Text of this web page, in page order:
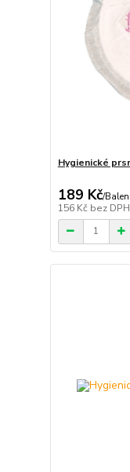
Hygienické
189 Kč/
156 Kč bez DPH